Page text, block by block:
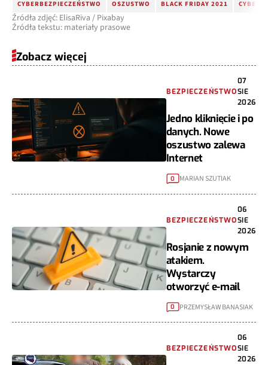
CYBERBEZPIECZEŃSTWO OSZUSTWO BLACK FRIDAY 2021 CYBER
Źródła zdjęć: ElisaRiva / Pixabay
Źródła tekstu: materiały prasowe
Zobacz więcej
BEZPIECZEŃSTWO
07
SIE
2026
Jedno kliknięcie i po
danych. Nowe
oszustwo zalewa
Internet
0 MARIAN SZUTIAK
BEZPIECZEŃSTWO
06
SIE
2026
Rosjanie z nowym
atakiem.
Wystarczy
otworzyć e-mail
0 PRZEMYSŁAW BANASIAK
BEZPIECZEŃSTWO
06
SIE
2026